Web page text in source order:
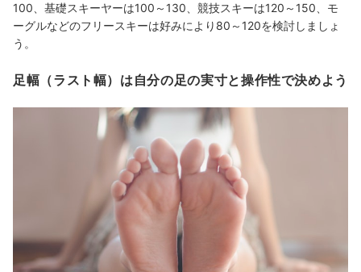
100、基礎スキーヤーは100～130、競技スキーは120～150、モ
ーグルなどのフリースキーは好みにより80～120を検討しましょ
う。
足幅（ラスト幅）は自分の足の実寸と操作性で決めよう